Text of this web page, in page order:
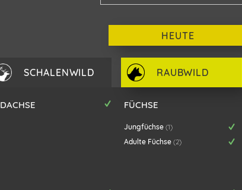
HEUTE
SCHALENWILD RAUBWILD
DACHSE FÜCHSE
Jungfüchse (1)
Adulte Füchse (2)